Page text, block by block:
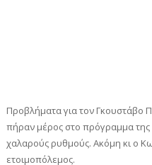
Προβλήματα για τον Γκουστάβο
πήραν μέρος στο πρόγραμμα της
χαλαρούς ρυθμούς. Ακόμη κι ο
ετοιμοπόλεμος.